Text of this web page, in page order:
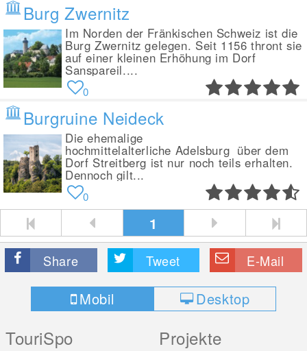
Burg Zwernitz
Im Norden der Fränkischen Schweiz ist die
Burg Zwernitz gelegen. Seit 1156 thront sie
auf einer kleinen Erhöhung im Dorf
Sanspareil....
0
Burgruine Neideck
Die ehemalige
hochmittelalterliche Adelsburg über dem
Dorf Streitberg ist nur noch teils erhalten.
Dennoch gilt...
0
1
Share Tweet E-Mail
Mobil Desktop
TouriSpo Projekte